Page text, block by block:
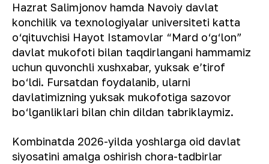
Hazrat Salimjonov hamda Navoiy davlat
konchilik va texnologiyalar universiteti katta
o‘qituvchisi Hayot Istamovlar “Mard o‘g‘lon”
davlat mukofoti bilan taqdirlangani hammamiz
uchun quvonchli xushxabar, yuksak eʼtirof
bo‘ldi. Fursatdan foydalanib, ularni
davlatimizning yuksak mukofotiga sazovor
bo‘lganliklari bilan chin dildan tabriklaymiz.
Kombinatda 2026-yilda yoshlarga oid davlat
siyosatini amalga oshirish chora-tadbirlar